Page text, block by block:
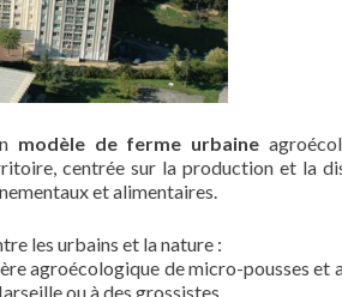
modèle de ferme urbaine
centrée sur la production et la
et alimentaires.
les urbains et la nature :
agroécologique de micro-pousses et
ou à des grossistes.